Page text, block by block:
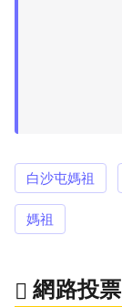
白沙屯媽祖
媽祖
網路投票